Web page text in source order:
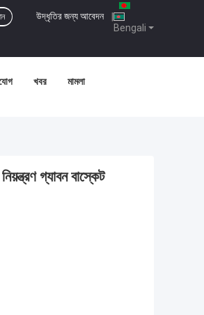
Bengali
উদ্ধৃতির জন্য আবেদন |
খবর মামলা
গ্যাবন বাস্কেট